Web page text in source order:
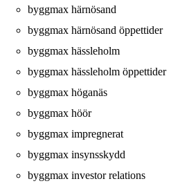
byggmax härnösand
byggmax härnösand öppettider
byggmax hässleholm
byggmax hässleholm öppettider
byggmax höganäs
byggmax höör
byggmax impregnerat
byggmax insynsskydd
byggmax investor relations